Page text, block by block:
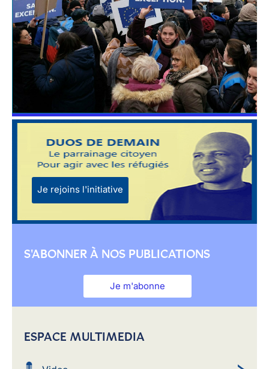
Je rejoins l'initiative
S'ABONNER À NOS PUBLICATIONS
Je m'abonne
ESPACE MULTIMEDIA